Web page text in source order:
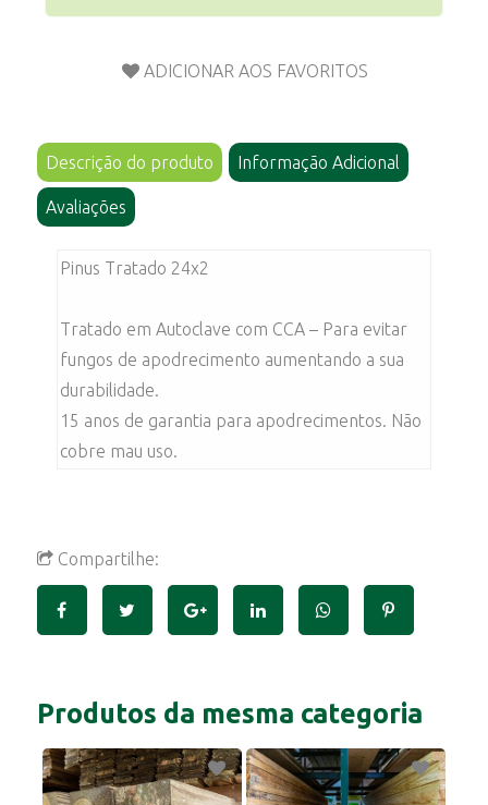
Descrição do produto Informação Adicional
Avaliações
Pinus Tratado 24x2
Tratado em Autoclave com CCA – Para evitar
fungos de apodrecimento aumentando a sua
durabilidade.
15 anos de garantia para apodrecimentos. Não
cobre mau uso.
Compartilhe:
Produtos da mesma categoria